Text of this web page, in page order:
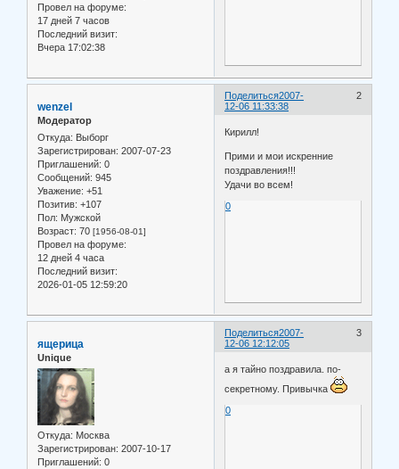
Провел на форуме:
17 дней 7 часов
Последний визит:
Вчера 17:02:38
Поделиться 2
2007-
12-06 11:33:38
wenzel
Модератор
Откуда: Выборг
Зарегистрирован: 2007-07-23
Приглашений: 0
Сообщений: 945
Уважение: +51
Позитив: +107
Пол: Мужской
Возраст: 70 [1956-08-01]
Провел на форуме:
12 дней 4 часа
Последний визит:
2026-01-05 12:59:20
Кирилл!
Прими и мои искренние
поздравления!!!
Удачи во всем!
0
Поделиться 3
2007-
12-06 12:12:05
ящерица
Unique
Откуда: Москва
Зарегистрирован: 2007-10-17
Приглашений: 0
а я тайно поздравила. по-
секретному. Привычка
0